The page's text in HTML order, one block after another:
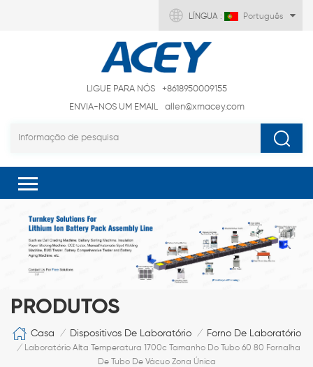
LÍNGUA : Português
LIGUE PARA NÓS
+8618950009155
ENVIA-NOS UM EMAIL
allen@xmacey.com
PRODUTOS
Casa / Dispositivos De Laboratório / Forno De Laboratório
/ Laboratório Alta Temperatura 1700c Tamanho Do Tubo 60 80 Fornalha
De Tubo De Vácuo Zona Única